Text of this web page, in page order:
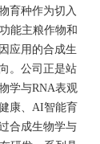
育种作为切入
能主粮作物和
应用的合成生
。公司正是站
学与RNA表观
康、AI智能育
合成生物学与